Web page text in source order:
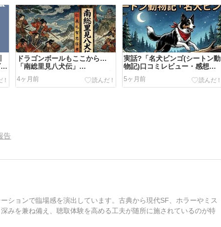
ドラゴンボールもここから…
「南総里見八犬伝」
Audible【口コミレビュー・感
想・評価】
4ヶ月前
実話?「名犬ビンゴ(シートン動
物記)口コミレビュー・感想・
5ヶ月前
告
ションで臨場感を演出しています。古典から現代SF、ホラーやミス
みを兼ね備え、聴取体験を高める工夫が随所に施されているのが特